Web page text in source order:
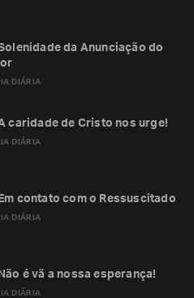
DIÁRIA
da Anunciação do
DIÁRIA
caridade de Cristo nos urge!
DIÁRIA
contato com o Ressuscitado
DIÁRIA
é vã a nossa esperança!